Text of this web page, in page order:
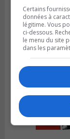
Certains
données à
légitime. Vous
ci-dessous.
le menu du site
dans les